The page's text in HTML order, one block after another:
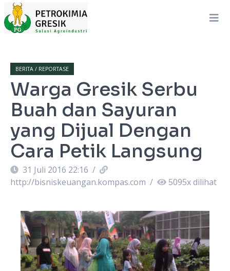
BERITA / REPORTASE
Warga Gresik Serbu
Buah dan Sayuran
yang Dijual Dengan
Cara Petik Langsung
31 Juli 2016 22:16 /
http://bisniskeuangan.kompas.com / 5095x dilihat